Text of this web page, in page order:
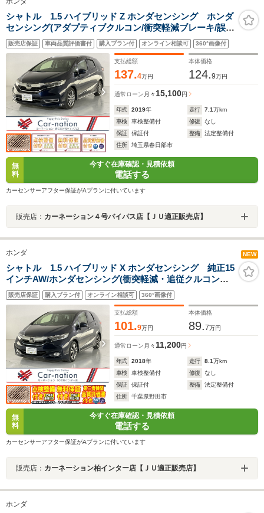
シャトル 1.5 ハイブリッド Z ホンダセンシング ホンダ
センシング(アダプティブクルコン/衝突軽減ブレーキ/誤発
進抑制機能/LKAS/ATハイビーム)/LEDヘッド・フォグ/ル
ーフレール/ハーフレザー/シートヒーター/純正ナビ/フル
セグ/DVD/Bluetooth/バックカメラ/ETC
販売店保証 車両品質評価書付 購入プラン付 オンライン相談可 360°画像付
支払総額
137.4万円
本体価格
124.9万円
通常ローン 月々15,100円
年式 2019年 走行 7.1万km
車検
車検整備付 修復
なし
保証
保証付 整備
法定整備付
住所
埼玉県春日部市
無
料
今すぐ在庫確認・見積依頼
電話する
カーセンサーアフター保証がAプランに付いています
販売店： カーネーション４号バイパス店【ＪＵ適正販売店】
ホンダ NEW
シャトル 1.5 ハイブリッド X ホンダセンシング 純正15
インチAW/ホンダセンシング(衝突軽減・追従クルコン・
誤発進抑制・車線維持支援・先行車発進通知)/前席シート
ヒーター/インターナビ(CD・DVD・フルセグ・
Bluetooth)/ビルトインETC/バックカメラ
販売店保証 購入プラン付 オンライン相談可 360°画像付
支払総額
101.9万円
本体価格
89.7万円
通常ローン 月々 11,200円
年式 2018年 走行 8.1万km
車検
車検整備付 修復
なし
保証
保証付 整備
法定整備付
住所
千葉県野田市
無
料
今すぐ在庫確認・見積依頼
電話する
カーセンサーアフター保証がAプランに付いています
販売店： カーネーション柏インター店【ＪＵ適正販売店】
ホンダ